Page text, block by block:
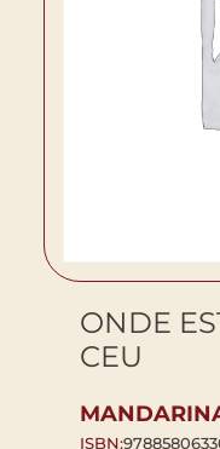
ONDE
CEU
ISBN: